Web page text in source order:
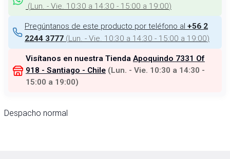
(Lun. - Vie. 10:30 a 14:30 - 15:00 a 19:00)
Pregúntanos de este producto por teléfono al +56 2
2244 3777 (Lun. - Vie. 10:30 a 14:30 - 15:00 a 19:00)
Visítanos en nuestra Tienda Apoquindo 7331 Of
918 - Santiago - Chile (Lun. - Vie. 10:30 a 14:30 -
15:00 a 19:00)
Despacho normal